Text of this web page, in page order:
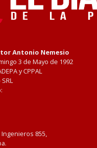
Antonio Nemesio
3 de Mayo de 1992
y CPPAL
Ingenieros 855,